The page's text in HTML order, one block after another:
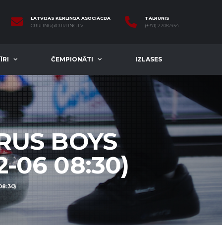
LATVIJAS KĒRLINGA ASOCIĀCIJA
CURLING@CURLING.LV
TĀLRUNIS
(+371) 22067454
ČEMPIONĀTI IZLASES
BOYS
06 08:30)